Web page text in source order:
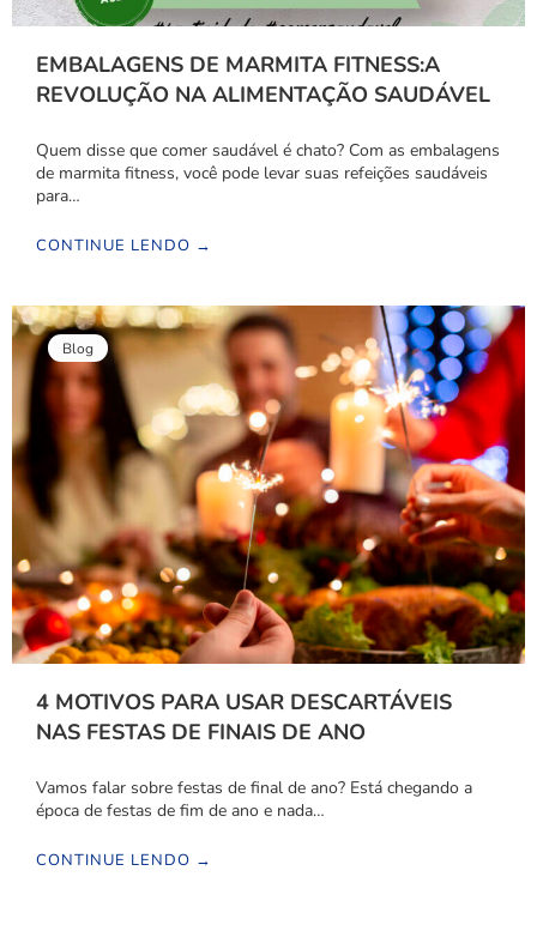
EMBALAGENS DE MARMITA FITNESS:A
REVOLUÇÃO NA ALIMENTAÇÃO SAUDÁVEL
Quem disse que comer saudável é chato? Com as embalagens
de marmita fitness, você pode levar suas refeições saudáveis
para…
CONTINUE LENDO →
Blog
4 MOTIVOS PARA USAR DESCARTÁVEIS
NAS FESTAS DE FINAIS DE ANO
Vamos falar sobre festas de final de ano? Está chegando a
época de festas de fim de ano e nada…
CONTINUE LENDO →